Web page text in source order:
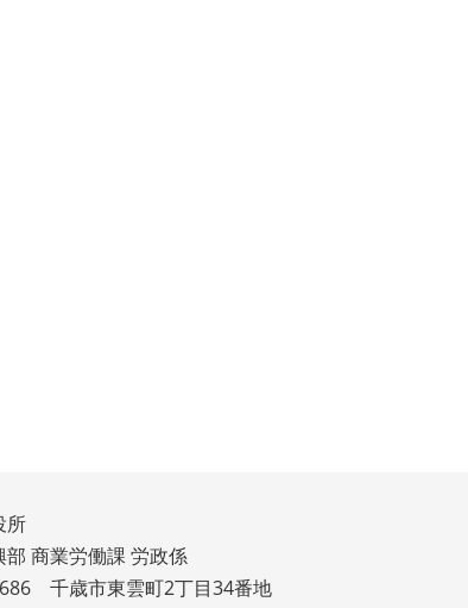
所
部 商業労働課 労政係
千歳市東雲町2丁目34番地